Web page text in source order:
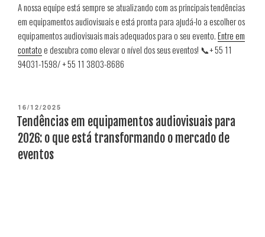
A nossa equipe está sempre se atualizando com as principais tendências
em equipamentos audiovisuais e está pronta para ajudá-lo a escolher os
equipamentos audiovisuais mais adequados para o seu evento.Entre em
contatoe descubra como elevar o nível dos seus eventos! 📞+ 55 11
94031-1598/ + 55 11 3803-8686
PUBLICADO
EM
16/12/2025
Tendências em equipamentos audiovisuais para
2026: o que está transformando o mercado de
eventos